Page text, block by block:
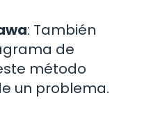
: También
de
método
un problema.